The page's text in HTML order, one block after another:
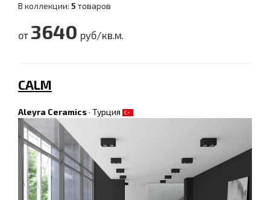
В коллекции: 5товаров
от 3640 руб/кв.м.
CALM
Aleyra Ceramics· Турция